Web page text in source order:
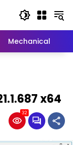
Mechanical
x64
32